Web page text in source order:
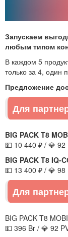
Запускаем
любым типом
В каждом 5
только за 4, один
Предложение
Для
BIG PACK T8
💵 10 440 ₽ / 💎 92
BIG PACK T8 IQ-
💵 13 400 ₽ / 💎 98
Для
BIG PACK T8
💵 396 Br / 💎 92